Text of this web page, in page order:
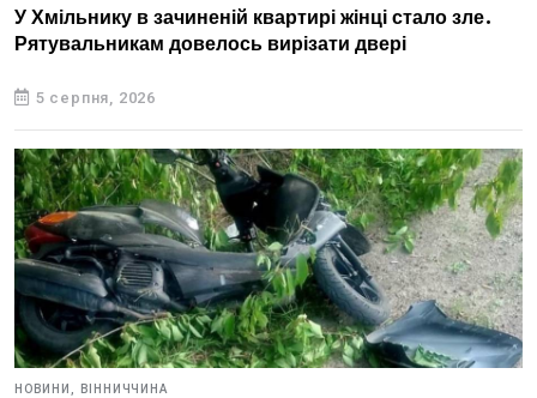
У Хмільнику в зачиненій квартирі жінці стало зле.
Рятувальникам довелось вирізати двері
5 серпня, 2026
НОВИНИ, ВІННИЧЧИНА